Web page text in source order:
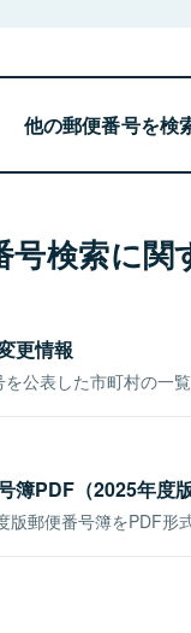
他の郵便番号を検
号検索に関
更情報
公表した市町村の一
簿PDF（2025年度版
版郵便番号簿をPDF形